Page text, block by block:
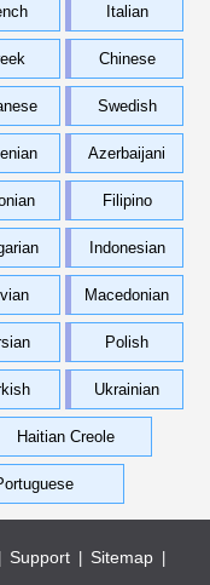
Italian
Chinese
Swedish
Azerbaijani
Filipino
Indonesian
Macedonian
Polish
Ukrainian
Haitian Creole
Support Sitemap